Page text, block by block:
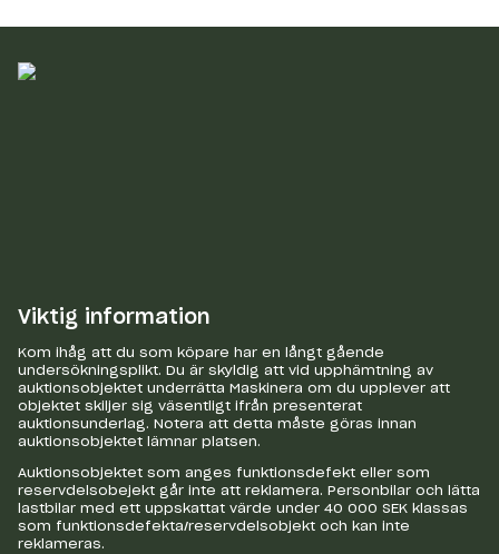
Viktig information
Kom ihåg att du som köpare har en långt gående
undersökningsplikt. Du är skyldig att vid upphämtning av
auktionsobjektet underrätta Maskinera om du upplever att
objektet skiljer sig väsentligt ifrån presenterat
auktionsunderlag. Notera att detta måste göras innan
auktionsobjektet lämnar platsen.
Auktionsobjektet som anges funktionsdefekt eller som
reservdelsobejekt går inte att reklamera. Personbilar och lätta
lastbilar med ett uppskattat värde under 40 000 SEK klassas
som funktionsdefekta/reservdelsobjekt och kan inte
reklameras.